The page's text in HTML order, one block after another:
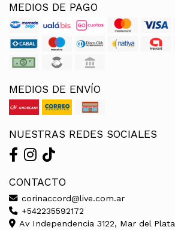
MEDIOS DE PAGO
MEDIOS DE ENVÍO
NUESTRAS REDES SOCIALES
CONTACTO
corinaccord@live.com.ar
+542235592172
Av Independencia 3122, Mar del Plata